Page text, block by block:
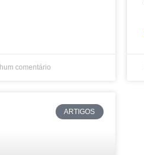
comentário
ARTIGOS